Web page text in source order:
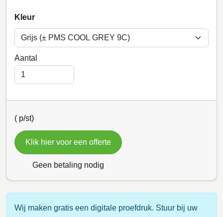
Kleur
Aantal
( p/st)
Klik hier voor een offerte
Geen betaling nodig
Wij maken gratis een digitale proefdruk. Stuur bij uw